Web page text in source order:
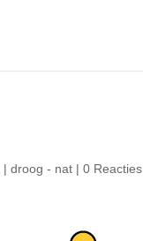
|droog - nat |0 Reacties